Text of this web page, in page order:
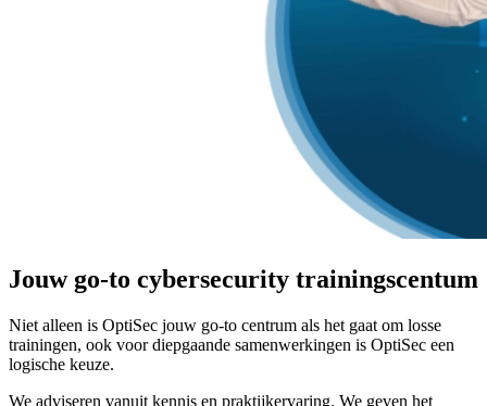
Jouw go-to cybersecurity trainingscentum
Niet alleen is OptiSec jouw go-to centrum als het gaat om losse
trainingen, ook voor diepgaande samenwerkingen is OptiSec een
logische keuze.
We adviseren vanuit kennis en praktijkervaring. We geven het